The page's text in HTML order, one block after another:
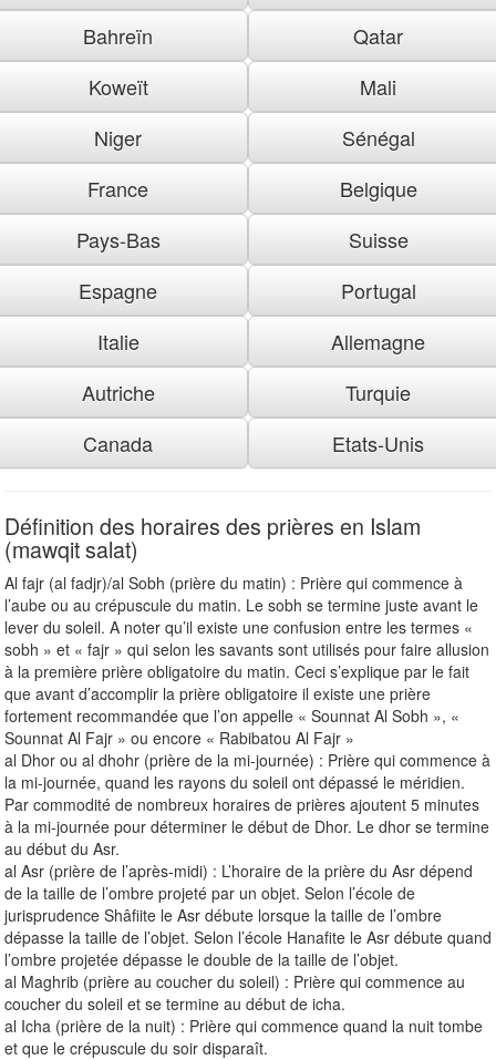
Bahreïn
Qatar
Koweït
Mali
Niger
Sénégal
France
Belgique
Pays-Bas
Suisse
Espagne
Portugal
Italie
Allemagne
Autriche
Turquie
Canada
Etats-Unis
Définition des horaires des prières en Islam
(mawqit salat)
Al fajr (al fadjr)/al Sobh (prière du matin) : Prière qui commence à
l’aube ou au crépuscule du matin. Le sobh se termine juste avant le
lever du soleil. A noter qu’il existe une confusion entre les termes «
sobh » et « fajr » qui selon les savants sont utilisés pour faire allusion
à la première prière obligatoire du matin. Ceci s’explique par le fait
que avant d’accomplir la prière obligatoire il existe une prière
fortement recommandée que l’on appelle « Sounnat Al Sobh », «
Sounnat Al Fajr » ou encore « Rabibatou Al Fajr »
al Dhor ou al dhohr (prière de la mi-journée) : Prière qui commence à
la mi-journée, quand les rayons du soleil ont dépassé le méridien.
Par commodité de nombreux horaires de prières ajoutent 5 minutes
à la mi-journée pour déterminer le début de Dhor. Le dhor se termine
au début du Asr.
al Asr (prière de l’après-midi) : L’horaire de la prière du Asr dépend
de la taille de l’ombre projeté par un objet. Selon l’école de
jurisprudence Shâfiite le Asr débute lorsque la taille de l’ombre
dépasse la taille de l’objet. Selon l’école Hanafite le Asr débute quand
l’ombre projetée dépasse le double de la taille de l’objet.
al Maghrib (prière au coucher du soleil) : Prière qui commence au
coucher du soleil et se termine au début de icha.
al Icha (prière de la nuit) : Prière qui commence quand la nuit tombe
et que le crépuscule du soir disparaît.